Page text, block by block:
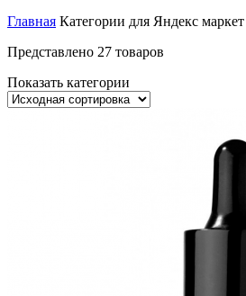
Главная Категории для Яндекс маркет
Представлено 27 товаров
Показать категории